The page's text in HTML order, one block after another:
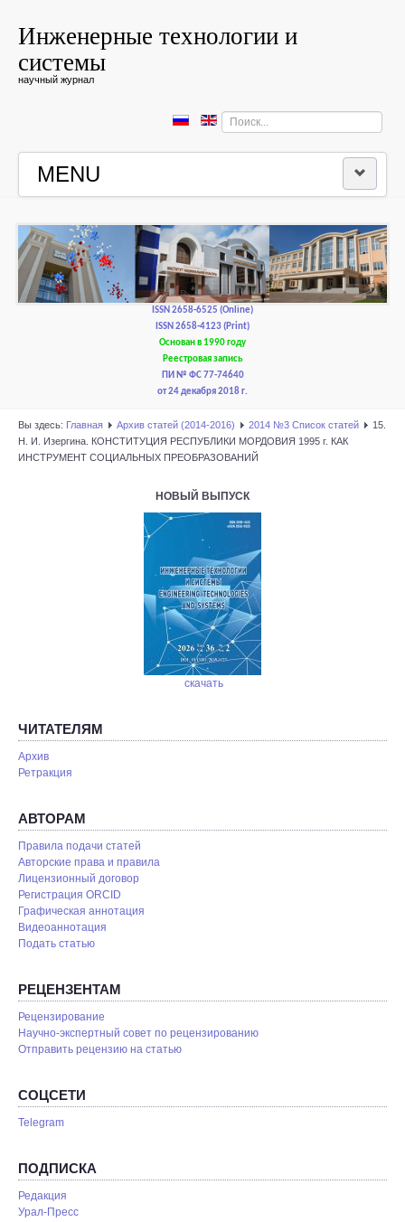
Инженерные технологии и
системы
научный журнал
Искать...
MENU
РЕДКОЛЛЕГИЯ
РЕДАКЦИОННАЯ ПОЛИТИКА И ЭТИКА
ISSN 2658-6525 (Online)
ISSN 2658-4123 (Print)
Основан в 1990 году
Реестровая запись
ПИ № ФС 77-74640
от 24 декабря 2018 г.
Вы здесь: Главная Архив статей (2014-2016) 2014 №3 Список статей
15.
Н. И. Изергина. КОНСТИТУЦИЯ РЕСПУБЛИКИ МОРДОВИЯ 1995 г. КАК
ИНСТРУМЕНТ СОЦИАЛЬНЫХ ПРЕОБРАЗОВАНИЙ
НОВЫЙ ВЫПУСК
скачать
ЧИТАТЕЛЯМ
Архив
Ретракция
АВТОРАМ
Правила подачи статей
Авторские права и правила
Лицензионный договор
Регистрация ORCID
Графическая аннотация
Видеоаннотация
Подать статью
РЕЦЕНЗЕНТАМ
Рецензирование
Научно-экспертный совет по рецензированию
Отправить рецензию на статью
СОЦСЕТИ
Telegram
ПОДПИСКА
Редакция
Урал-Пресс